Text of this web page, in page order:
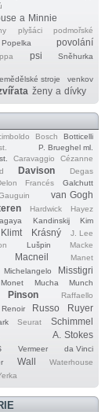
a Minnie
plyšáci
podmořské
Popelka povolání
psi
Sněhurka
stroje
venkov
ženy a dívky
Bosch
Botticelli
P. Brueghel ml.
Caravaggio
Cézanne
Davison
Degas
Francés
Galchutt
van Gogh
Hardwick
Hayez
Kandinskij Kim
Klimt Krásný
J. Lee
Lušpin Macke
Macneil Manet
Michelangelo Misstigri
Monet Mucha Munch
Pinson
Raffaello
Renoir Russo Ruyer
Seurat
Schimmel
A. Stokes
Vermeer
da Vinci
Wall Waterhouse